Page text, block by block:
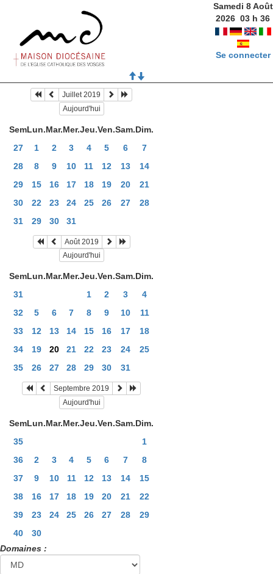
Samedi 8 Août
2026 03 h36
Se connecter
Juillet 2019
Aujourd'hui
SemLun.Mar.Mer.Jeu.Ven.Sam.Dim.
27
1 2 3 4 5 6
7
28
8 9 10 11 12 13
14
29
15 16 17 18 19 20
21
30
22 23 24 25 26 27
28
31
29 30 31
Août 2019
Aujourd'hui
SemLun.Mar.Mer.Jeu.Ven.Sam.Dim.
31
1 2 3
4
32
5 6 7 8 9 10
11
33
12 13 14 15 16 17
18
34
19 20 21 22 23 24
25
35
26 27 28 29 30 31
Septembre 2019
Aujourd'hui
SemLun.Mar.Mer.Jeu.Ven.Sam.Dim.
35
1
36
2 3 4 5 6 7
8
37
9 10 11 12 13 14
15
38
16 17 18 19 20 21
22
39
23 24 25 26 27 28
29
40
30
Domaines :